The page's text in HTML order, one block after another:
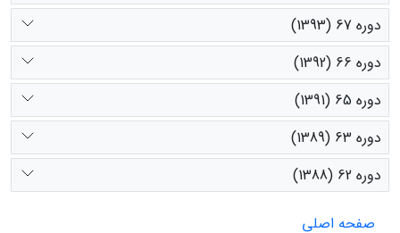
دوره 67 (1393)
دوره 66 (1392)
دوره 65 (1391)
دوره 63 (1389)
دوره 62 (1388)
صفحه اصلی